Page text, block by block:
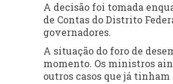
A decisão foi tomada
de Contas do Distrito
governadores.
A situação do foro de
momento. Os ministros
outros casos que já